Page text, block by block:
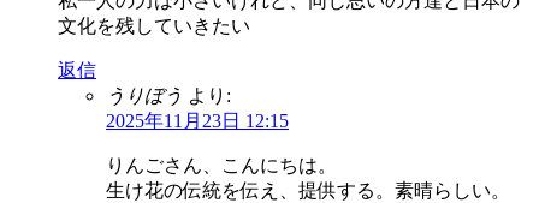
文化を残していきたい
返信
うりぼう より:
2025年11月23日 12:15
りんごさん、こんにちは。
生け花の伝統を伝え、提供する。素晴らしい。